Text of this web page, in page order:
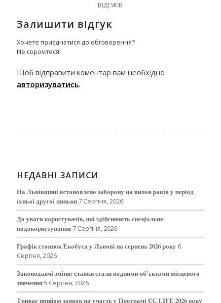
ВІДГУКІВ
Залишити відгук
Хочете приєднатися до обговорення?
Не соромтеся!
Щоб відправити коментар вам необхідно
авторизуватись.
НЕДАВНІ ЗАПИСИ
На Львівщині встановлено заборону на вилов раків у період
їхньої другої линьки 7 Серпня, 2026
До уваги користувачів, які здійснюють спеціальне
водокористування 7 Серпня, 2026
Графік стоянок Екобуса у Львові на серпень 2026 року 6
Серпня, 2026
Законодавчі зміни: ставки стали водними об’єктами місцевого
значення5 Серпня, 2026
Триває прийом заявок на участь у Програмі ЄС LIFE 2026 року